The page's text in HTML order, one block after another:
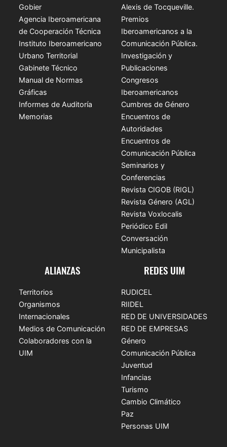
Gobier
Agencia Iberoamericana
de Cooperación Técnica
Instituto Iberoamericano
Urbano Territorial
Gabinete Técnico
Manual de Normas
Gráficas
Informes de Auditoría
Memorias
Alexis de Tocqueville.
Premios
Iberoamericanos a la
Comunicación Pública.
Investigación y
Publicaciones
Congresos
Iberoamericanos
Cumbres de Género
Encuentros de
Autoridades
Encuentros de
Comunicación Pública
Seminarios y
Conferencias
Revista CIGOB (RIGL)
Revista Género (AGL)
Revista Voxlocalis
Periódico Edil
Conversación
Municipalista
ALIANZAS
Territorios
Organismos
Internacionales
Medios de Comunicación
Colaboradores con la
UIM
REDES UIM
RUDICEL
RIIDEL
RED DE UNIVERSIDADES
RED DE EMPRESAS
Género
Comunicación Pública
Juventud
Infancias
Turismo
Cambio Climático
Paz
Personas UIM